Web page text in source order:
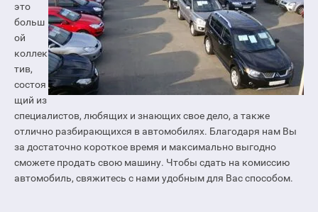
это
больш
ой
коллек
тив,
состоя
щий из
специалистов, любящих и знающих свое дело, а также
отлично разбирающихся в автомобилях. Благодаря нам Вы
за достаточно короткое время и максимально выгодно
сможете продать свою машину. Чтобы сдать на комиссию
автомобиль, свяжитесь с нами удобным для Вас способом.